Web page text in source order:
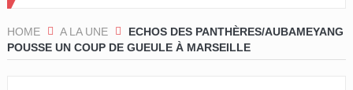
HOME A LA UNE
ECHOS DES PANTHÈRES/AUBAMEYANG
POUSSE UN COUP DE GUEULE À MARSEILLE